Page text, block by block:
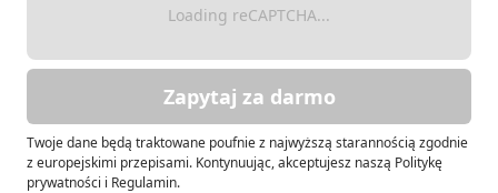
Loading reCAPTCHA...
Zapytaj za darmo
Twoje dane będą traktowane poufnie z najwyższą starannością zgodnie
z europejskimi przepisami. Kontynuując, akceptujesz naszą Politykę
prywatności i Regulamin.